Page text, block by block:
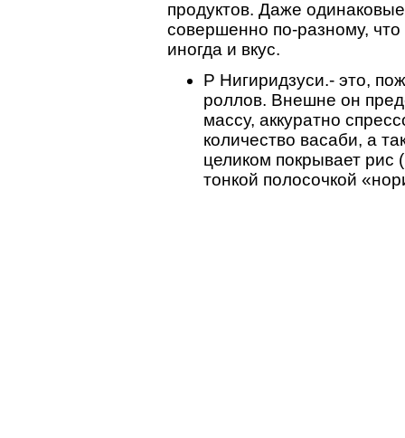
продуктов. Даже
совершенно по-разному,
иногда и вкус.
P Нигиридзуси.- это,
роллов. Внешне он
массу, аккуратно
количество васаби, а
целиком покрывает рис
тонкой полосочкой